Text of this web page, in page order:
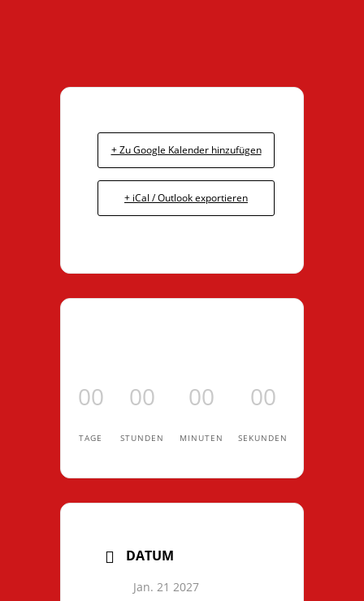
+ Zu Google Kalender hinzufügen
+ iCal / Outlook exportieren
00
TAGE
00
STUNDEN
00
MINUTEN
00
SEKUNDEN
DATUM
Jan. 21 2027